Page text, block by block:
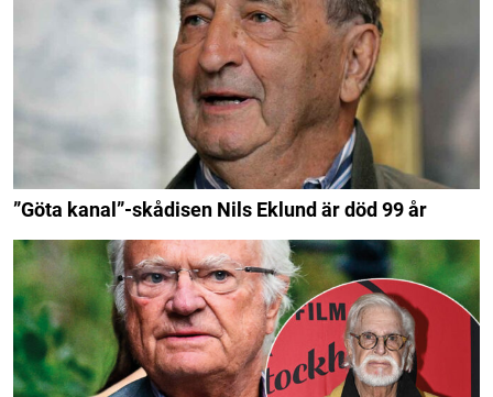
”Göta kanal”-skådisen Nils Eklund är död 99 år